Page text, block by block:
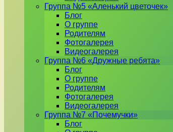
Группа №5 «Аленький цветочек»
Блог
О группе
Родителям
Фотогалерея
Видеогалерея
Группа №6 «Дружные ребята»
Блог
О группе
Родителям
Фотогалерея
Видеогалерея
Группа №7 «Почемучки»
Блог